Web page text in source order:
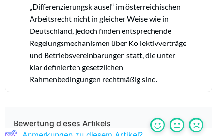
„Differenzierungsklausel“ im österreichischen
Arbeitsrecht nicht in gleicher Weise wie in
Deutschland, jedoch finden entsprechende
Regelungsmechanismen über Kollektivverträge
und Betriebsvereinbarungen statt, die unter
klar definierten gesetzlichen
Rahmenbedingungen rechtmäßig sind.
Bewertung dieses Artikels